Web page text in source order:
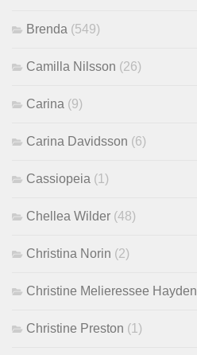
Brenda (549)
Camilla Nilsson (26)
Carina (9)
Carina Davidsson (6)
Cassiopeia (1)
Chellea Wilder (48)
Christina Norin (2)
Christine Melieressee Hayden
Christine Preston (1)